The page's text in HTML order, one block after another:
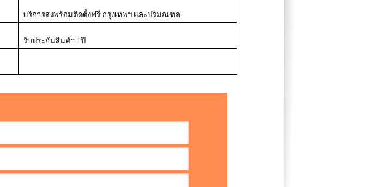
บริการส่งพร้อมติดตั้งฟรี กรุงเทพฯ และปริมณฑล
รับประกันสินค้า 1ปี